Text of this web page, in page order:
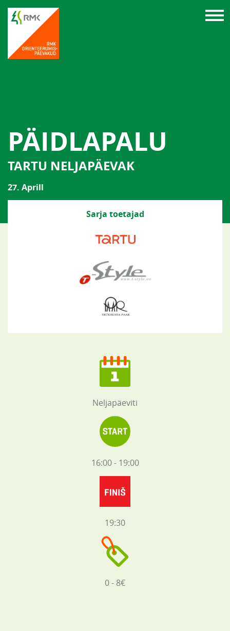
PÄIDLAPALU
TARTU NELJAPÄEVAK
27. Aprill
Sarja toetajad
Neljapäeviti
16:00 - 19:00
19:30
0 - 8€